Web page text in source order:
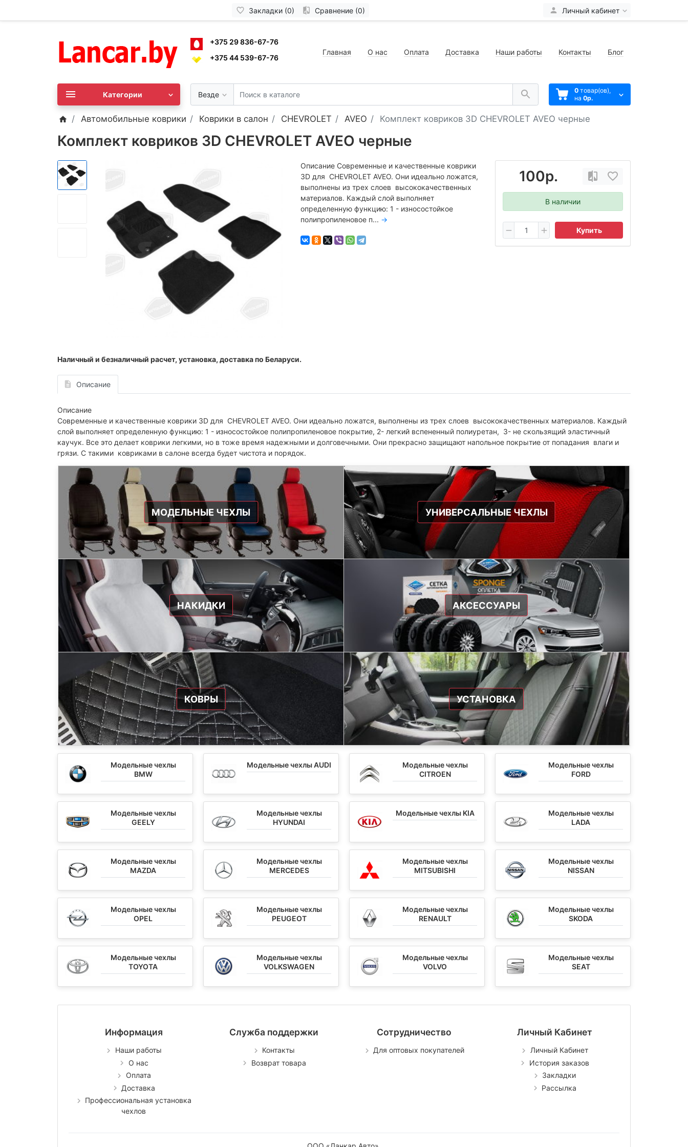
Закладки (0) Сравнение (0) Личный кабинет
+375 29 836-67-76
+375 44 539-67-76
Главная О нас Оплата Доставка Наши работы Контакты Блог
Везде 0 товар(ов),
на 0р.
Категории
Автомобильные коврики Коврики в салон CHEVROLET AVEO Комплект ковриков 3D CHEVROLET AVEO черные
Комплект ковриков 3D CHEVROLET AVEO черные
100р.
В наличии
Купить
Описание Современные и качественные коврики
3D для CHEVROLET AVEO. Они идеально ложатся,
выполнены из трех слоев высококачественных
материалов. Каждый слой выполняет
определенную функцию: 1 - износостойкое
полипропиленовое п... →
Наличный и безналичный расчет, установка, доставка по Беларуси.
Описание
Описание
Современные и качественные коврики 3D для CHEVROLET AVEO. Они идеально ложатся, выполнены из трех слоев высококачественных материалов. Каждый
слой выполняет определенную функцию: 1 - износостойкое полипропиленовое покрытие, 2- легкий вспененный полиуретан, 3- не скользящий эластичный
каучук. Все это делает коврики легкими, но в тоже время надежными и долговечными. Они прекрасно защищают напольное покрытие от попадания влаги и
грязи. С такими ковриками в салоне всегда будет чистота и порядок.
МОДЕЛЬНЫЕ ЧЕХЛЫ УНИВЕРСАЛЬНЫЕ ЧЕХЛЫ
НАКИДКИ АКСЕССУАРЫ
КОВРЫ УСТАНОВКА
Модельные чехлы
BMW
Модельные чехлы AUDI
Модельные чехлы
CITROEN
Модельные чехлы
FORD
Модельные чехлы
GEELY
Модельные чехлы
HYUNDAI
Модельные чехлы KIA
Модельные чехлы
LADA
Модельные чехлы
MAZDA
Модельные чехлы
MERCEDES
Модельные чехлы
MITSUBISHI
Модельные чехлы
NISSAN
Модельные чехлы
OPEL
Модельные чехлы
PEUGEOT
Модельные чехлы
RENAULT
Модельные чехлы
SKODA
Модельные чехлы
TOYOTA
Модельные чехлы
VOLKSWAGEN
Модельные чехлы
VOLVO
Модельные чехлы
SEAT
Информация
Наши работы
О нас
Оплата
Доставка
Профессиональная установка
чехлов
Служба поддержки
Контакты
Возврат товара
Сотрудничество
Для оптовых покупателей
Личный Кабинет
Личный Кабинет
История заказов
Закладки
Рассылка